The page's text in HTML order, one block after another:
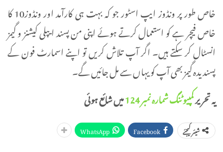
خاص طور پر ونڈوز ایپ اسٹور جو کہ بہت ہی کارآمد اور ونڈوز10 کا
خاص فیچر ہے کو استعمال کرتے ہوئے اپنی من پسند ایپلی کیشنز و گیمز
انسٹال کر سکتے ہیں۔ اگر آپ تلاش کریں تو اپنے اسمارٹ فون کے
پسندیدہ گیمز بھی آپ کو یہاں سے مل جائیں گے۔
یہ تحریرکمپیوٹنگ شمارہ نمبر 124 میں شائع ہوئی
شیئر کیجئے Facebook
WhatsApp